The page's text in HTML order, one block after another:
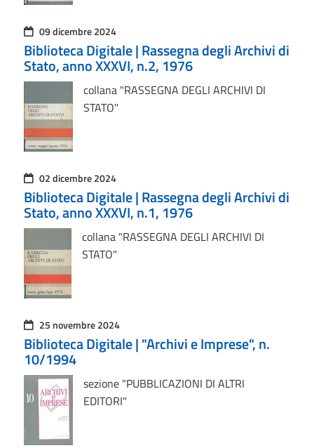
09 dicembre 2024
Biblioteca Digitale | Rassegna degli Archivi di
Stato, anno XXXVI, n.2, 1976
collana "RASSEGNA DEGLI ARCHIVI DI
STATO"
02 dicembre 2024
Biblioteca Digitale | Rassegna degli Archivi di
Stato, anno XXXVI, n.1, 1976
collana "RASSEGNA DEGLI ARCHIVI DI
STATO"
25 novembre 2024
Biblioteca Digitale | "Archivi e Imprese", n.
10/1994
sezione "PUBBLICAZIONI DI ALTRI
EDITORI"